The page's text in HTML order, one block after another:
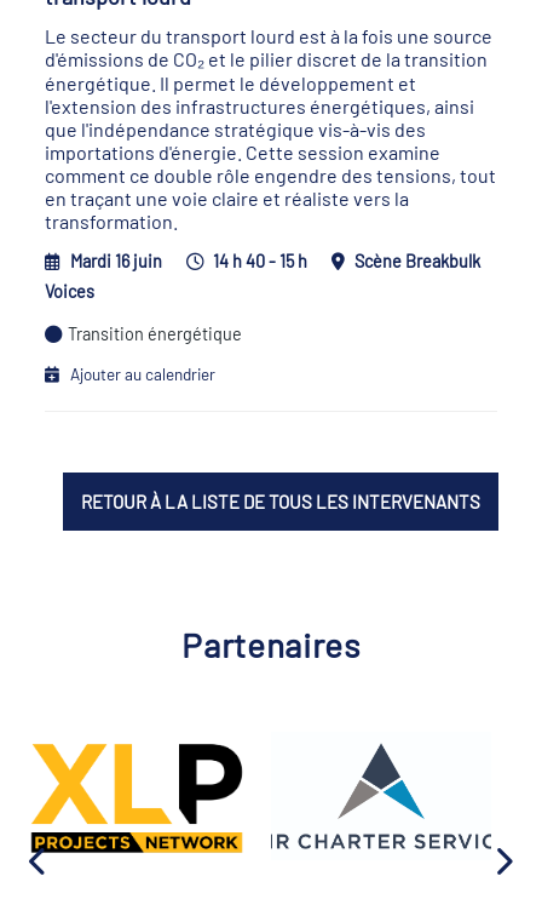
Le secteur du transport lourd est à la fois une source
d'émissions de CO₂ et le pilier discret de la transition
énergétique. Il permet le développement et
l'extension des infrastructures énergétiques, ainsi
que l'indépendance stratégique vis-à-vis des
importations d'énergie. Cette session examine
comment ce double rôle engendre des tensions, tout
en traçant une voie claire et réaliste vers la
transformation.
Mardi 16 juin 14 h 40 - 15 h
Scène Breakbulk
Voices
Transition énergétique
Ajouter au calendrier
RETOUR À LA LISTE DE TOUS LES INTERVENANTS
Partenaires